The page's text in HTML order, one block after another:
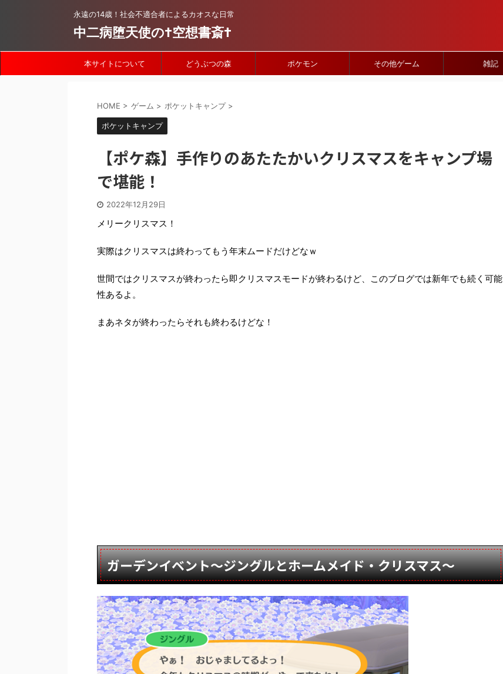
永遠の14歳！社会不適合者によるカオスな日常
中二病堕天使の†空想書斎†
本サイトについて どうぶつの森 ポケモン その他ゲーム 雑記
HOME > ゲーム > ポケットキャンプ >
ポケットキャンプ
【ポケ森】手作りのあたたかいクリスマスをキャンプ場
で堪能！
2022年12月29日
メリークリスマス！
実際はクリスマスは終わってもう年末ムードだけどなｗ
世間ではクリスマスが終わったら即クリスマスモードが終わるけど、このブログでは新年でも続く可能
性あるよ。
まあネタが終わったらそれも終わるけどな！
ガーデンイベント～ジングルとホームメイド・クリスマス～